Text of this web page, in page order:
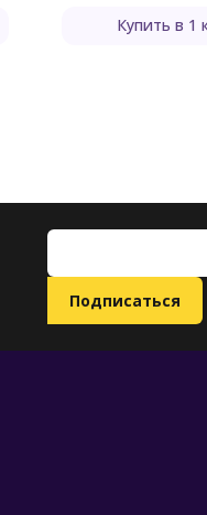
Купить в 1